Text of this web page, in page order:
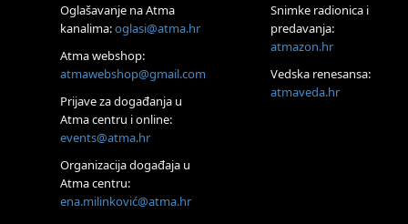
Online
Upisi u program Profesionalni hipnoterapeut — nova
Online
Postanite Nositelj Vibracije Nove Zemlje
Visoko
Alemka Dauskardt – Jednodnevna radionica sistemskih
konstelacija
Zagreb
Oglašavanje na Atma
kanalima:oglasi@atma.hr
Atma webshop:
atmawebshop@gmail.com
Prijave za događanja u
Atma centru i online:
events@atma.hr
Organizacija događaja u
Atma centru:
ena.milinković@atma.hr
Snimke radionica i
predavanja:
atmazon.hr
Vedska renesansa:
atmaveda.hr